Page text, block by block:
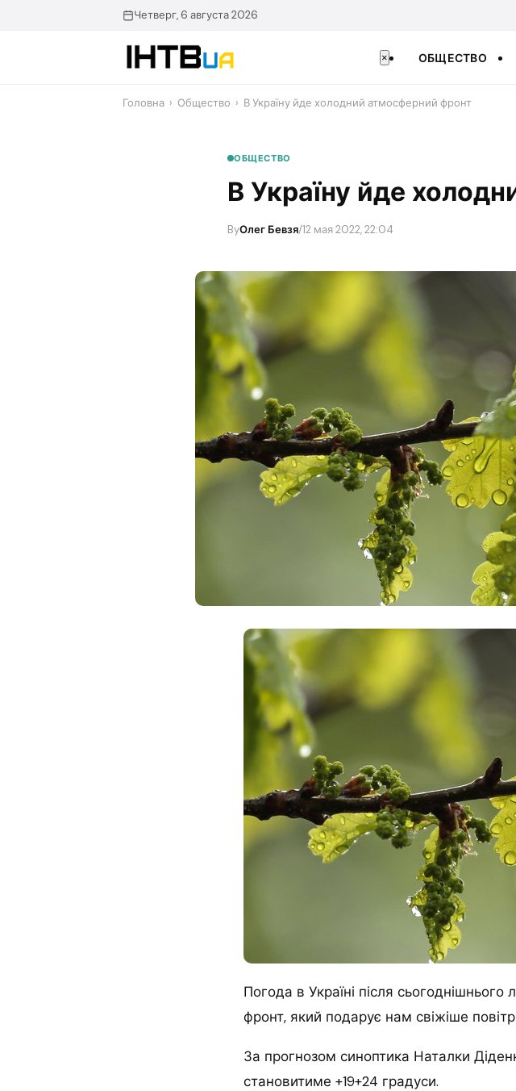
Четверг, 6 августа 2026
× ОБЩЕСТВО
Головна › Общество › В Україну йде холодний атмосферний фронт
ОБЩЕСТВО
В Україну йде
ByОлег Бевзя/12 мая 2022, 22:04
Погода в Україні після
фронт, який подарує нам свіжіше
За прогнозом синоптика Наталки
становитиме +19+24 градуси.